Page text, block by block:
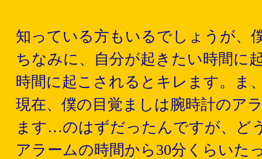
知っている方もいるでしょうが、
ちなみに、自分が起きたい時間に
時間に起こされるとキレます。ま
現在、僕の目覚ましは腕時計のア
ます…のはずだったんですが、ど
アラームの時間から30分くらいた